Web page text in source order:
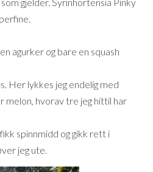
agurker og bare en squash
Her lykkes jeg endelig med
melon, hvorav tre jeg hittil har
spinnmidd og gikk rett i
jeg ute.